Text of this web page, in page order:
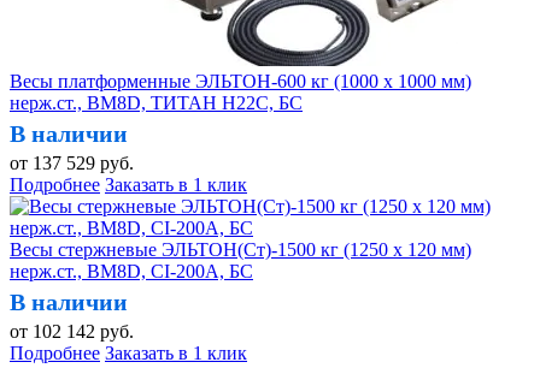
Весы платформенные ЭЛЬТОН-600 кг (1000 х 1000 мм)
нерж.ст., BM8D, ТИТАН H22C, БС
В наличии
от 137 529 руб.
Подробнее Заказать в 1 клик
Весы стержневые ЭЛЬТОН(Ст)-1500 кг (1250 х 120 мм)
нерж.ст., BM8D, CI-200A, БС
В наличии
от 102 142 руб.
Подробнее Заказать в 1 клик